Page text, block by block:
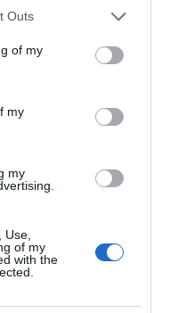
Outs
of my
my
my
of my
with the
PRÓXIMOS
NOMEAÇÕES
DE ÁRBITROS